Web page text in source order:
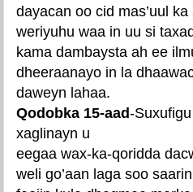
dayacan oo cid mas’uul
weriyuhu waa in uu si
kama dambaysta ah ee
dheeraanayo in la
daweyn lahaa.
Qodobka 15-aad-
xaglinayn u
eegaa wax-ka-qoridda
weli go’aan laga soo